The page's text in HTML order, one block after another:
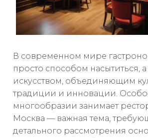
В современном мире
просто способом насытиться,
искусством, объединяющим
традиции и инновации.
многообразии занимает
Москва — важная тема,
детального рассмотрения